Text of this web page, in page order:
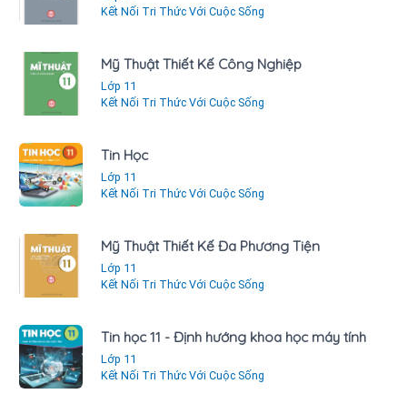
Kết Nối Tri Thức Với Cuộc Sống
Mỹ Thuật Thiết Kế Công Nghiệp
Lớp 11
Kết Nối Tri Thức Với Cuộc Sống
Tin Học
Lớp 11
Kết Nối Tri Thức Với Cuộc Sống
Mỹ Thuật Thiết Kế Đa Phương Tiện
Lớp 11
Kết Nối Tri Thức Với Cuộc Sống
Tin học 11 - Định hướng khoa học máy tính
Lớp 11
Kết Nối Tri Thức Với Cuộc Sống